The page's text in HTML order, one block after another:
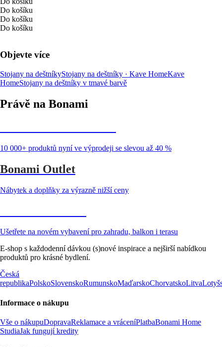
Do košíku
Do košíku
Do košíku
Objevte více
Stojany na deštníkyStojany na deštníky · Kave HomeKave
HomeStojany na deštníky v tmavé barvě
Právě na Bonami
10 000+ produktů nyní ve výprodeji se slevou až 40 %
Bonami Outlet
Nábytek a doplňky za výrazně nižší ceny
Ušetřete na novém vybavení pro zahradu, balkon i terasu
E-shop s každodenní dávkou (s)nové inspirace a nejširší nabídkou
produktů pro krásné bydlení.
Česká
republikaPolskoSlovenskoRumunskoMaďarskoChorvatskoLitva
Informace o nákupu
Vše o nákupuDopravaReklamace a vráceníPlatbaBonami Home
StudiaJak fungují kredity